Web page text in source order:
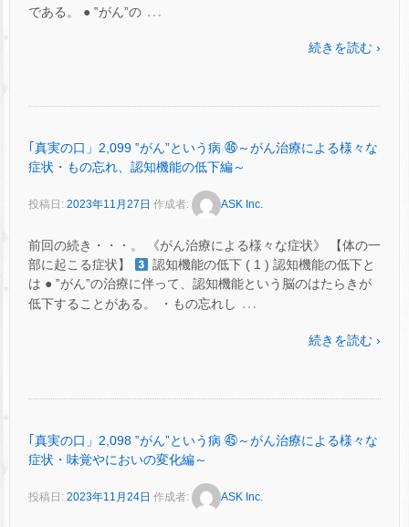
である。 ● ‟がん”の …
続きを読む ›
｢真実の口」2,099 ‟がん”という病 ㊻～がん治療による様々な
症状・もの忘れ、認知機能の低下編～
投稿日: 2023年11月27日 作成者: ASK Inc.
前回の続き・・・。 《がん治療による様々な症状》 【体の一
部に起こる症状】
認知機能の低下 ( 1 ) 認知機能の低下と
は ● ‟がん”の治療に伴って、認知機能という脳のはたらきが
低下することがある。 ・もの忘れし …
続きを読む ›
｢真実の口」2,098 ‟がん”という病 ㊺～がん治療による様々な
症状・味覚やにおいの変化編～
投稿日: 2023年11月24日 作成者: ASK Inc.